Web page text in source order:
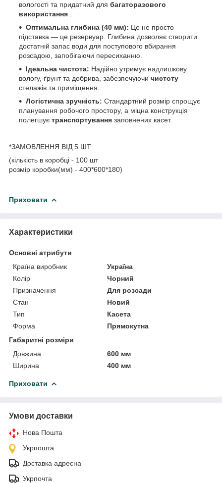
вологості та придатний для багаторазового
використання
Оптимальна глибина (40 мм): Це не просто
підставка — це резервуар. Глибина дозволяє створити
достатній запас води для поступового вбирання
розсадою, запобігаючи пересиханню.
Ідеальна чистота: Надійно утримує надлишкову
вологу, ґрунт та добрива, забезпечуючи чистоту
стелажів та приміщення.
Логістична зручність: Стандартний розмір спрощує
планування робочого простору, а міцна конструкція
полегшує транспортування заповнених касет.
*ЗАМОВЛЕННЯ ВІД 5 ШТ
(кількість в коробці - 100 шт
розмір коробки(мм) - 400*600*180)
Приховати
Характеристики
Основні атрибути
Країна виробник
Україна
Колір
Чорний
Призначення
Для розсади
Стан
Новий
Тип
Касета
Форма
Прямокутна
Габаритні розміри
Довжина
600 мм
Ширина
400 мм
Приховати
Умови доставки
Нова Пошта
Укрпошта
Доставка адресна
Укрпочта